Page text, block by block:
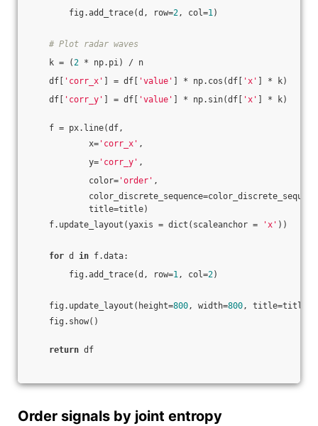
fig.add_trace(d, row=2, col=1)
# Plot radar waves
k = (2 * np.pi) / n
df[
'corr_x' ] = df[ 'value' ] * np.cos(df[ 'x'
] * k)
df[
'corr_y' ] = df[ 'value' ] * np.sin(df[ 'x' ] * k)
f = px.line(df,
x= 'corr_x' ,
y= 'corr_y' ,
color= 'order' ,
title=title)
f.update_layout(yaxis = dict(scaleanchor =
'x' ))
for d in f.data:
fig.add_trace(d, row=1, col=2)
fig.update_layout(height=800, width=800, title=title)
fig.show()
return df
Order signals by joint entropy